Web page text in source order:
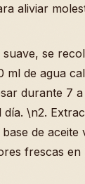
aliviar
se
de agua
durante 7
\n2.
de aceite
frescas